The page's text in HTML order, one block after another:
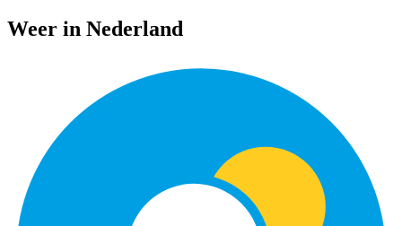
Weer in Nederland